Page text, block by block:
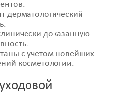
дерматологический
доказанную
с учетом новейших
косметологии.